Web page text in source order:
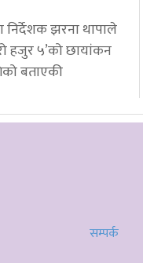
निर्देशक झरना थापाले
हजुर ५’को छायांकन
बताएकी
सम्पर्क